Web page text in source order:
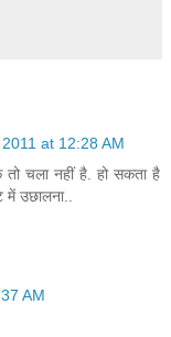
at 12:28 AM
चला नहीं है. हो सकता है
में उछालना..
AM